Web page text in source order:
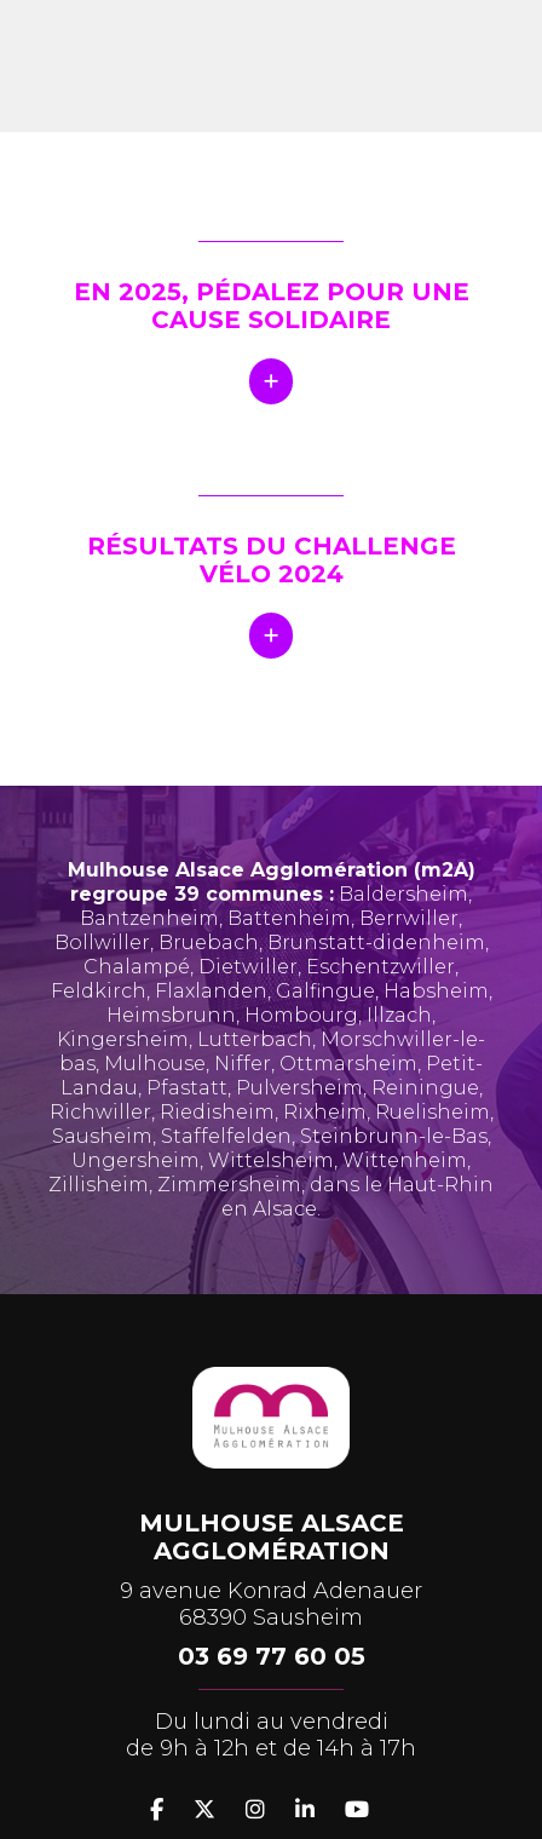
EN 2025, PÉDALEZ POUR UNE
CAUSE SOLIDAIRE
RÉSULTATS DU CHALLENGE
VÉLO 2024
Mulhouse Alsace Agglomération (m2A)
regroupe 39 communes : Baldersheim,
Bantzenheim, Battenheim, Berrwiller,
Bollwiller, Bruebach,Brunstatt-didenheim,
Chalampé, Dietwiller, Eschentzwiller,
Feldkirch, Flaxlanden,Galfingue, Habsheim,
Heimsbrunn, Hombourg,Illzach,
Kingersheim, Lutterbach, Morschwiller-le-
bas, Mulhouse, Niffer, Ottmarsheim, Petit-
Landau, Pfastatt, Pulversheim, Reiningue,
Richwiller, Riedisheim, Rixheim,Ruelisheim,
Sausheim, Staffelfelden, Steinbrunn-le-Bas,
Ungersheim, Wittelsheim,Wittenheim,
Zillisheim, Zimmersheim, dans le Haut-Rhin
en Alsace.
MULHOUSE ALSACE
AGGLOMÉRATION
9 avenue Konrad Adenauer
68390 Sausheim
03 69 77 60 05
Du lundi au vendredi
de 9h à 12h et de 14h à 17h